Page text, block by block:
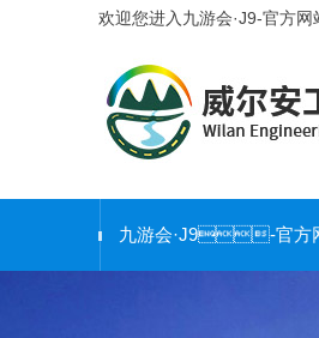
欢迎您进入九游会·J9-官方
九游会·J9-官方